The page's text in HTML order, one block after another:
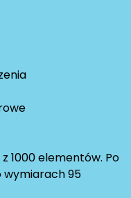
1000 elementów. Po
wymiarach 95